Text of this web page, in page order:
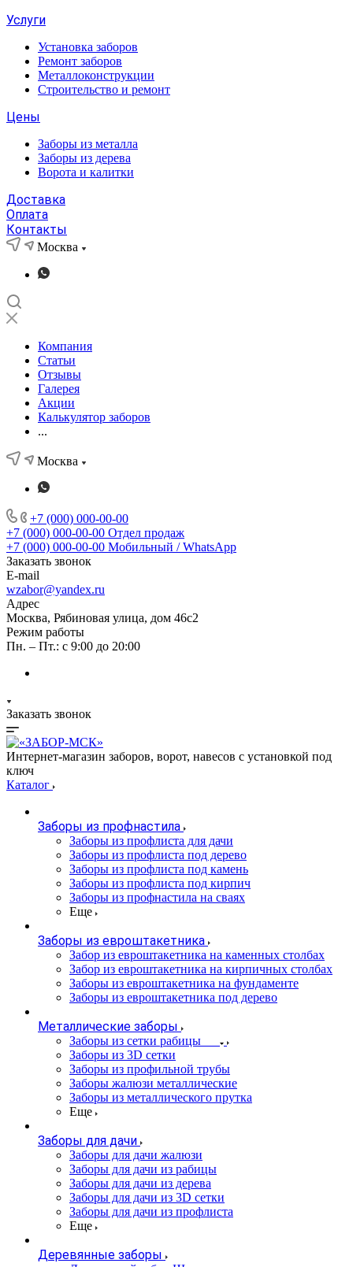
Услуги
Установка заборов
Ремонт заборов
Металлоконструкции
Строительство и ремонт
Цены
Заборы из металла
Заборы из дерева
Ворота и калитки
Доставка
Оплата
Контакты
Москва
Компания
Статьи
Отзывы
Галерея
Акции
Калькулятор заборов
...
Москва
+7 (000) 000-00-00
+7 (000) 000-00-00 Отдел продаж
+7 (000) 000-00-00 Мобильный / WhatsApp
Заказать звонок
E-mail
wzabor@yandex.ru
Адрес
Москва, Рябиновая улица, дом 46с2
Режим работы
Пн. – Пт.: с 9:00 до 20:00
Заказать звонок
Интернет-магазин заборов, ворот, навесов с установкой под
ключ
Каталог
Заборы из профнастила
Заборы из профлиста для дачи
Заборы из профлиста под дерево
Заборы из профлиста под камень
Заборы из профлиста под кирпич
Заборы из профнастила на сваях
Еще
Заборы из евроштакетника
Забор из евроштакетника на каменных столбах
Забор из евроштакетника на кирпичных столбах
Заборы из евроштакетника на фундаменте
Заборы из евроштакетника под дерево
Металлические заборы
Заборы из сетки рабицы
Заборы из 3D сетки
Заборы из профильной трубы
Заборы жалюзи металлические
Заборы из металлического прутка
Еще
Заборы для дачи
Заборы для дачи жалюзи
Заборы для дачи из рабицы
Заборы для дачи из дерева
Заборы для дачи из 3D сетки
Заборы для дачи из профлиста
Еще
Деревянные заборы